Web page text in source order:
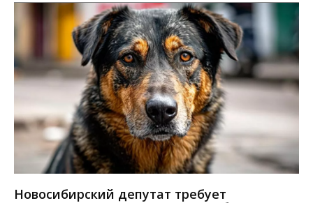
Новосибирский депутат требует